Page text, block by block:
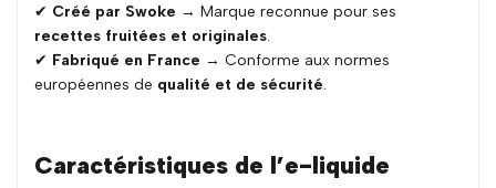
✔ Créé par Swoke → Marque reconnue pour ses
recettes fruitées et originales.
✔ Fabriqué en France → Conforme aux normes
européennes de qualité et de sécurité.
Caractéristiques de l’e-liquide